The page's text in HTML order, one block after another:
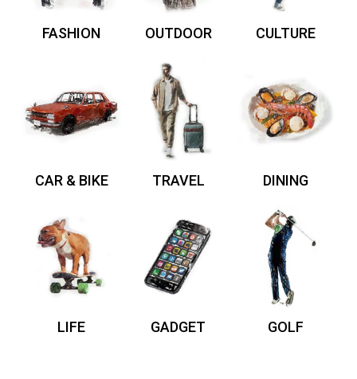
FASHION OUTDOOR CULTURE
CAR & BIKE TRAVEL DINING
LIFE GADGET GOLF